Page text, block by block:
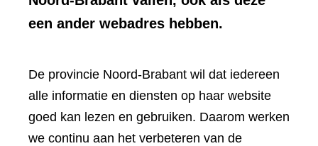
een ander webadres hebben.
De provincie Noord-Brabant wil dat iedereen
alle informatie en diensten op haar website
goed kan lezen en gebruiken. Daarom werken
we continu aan het verbeteren van de